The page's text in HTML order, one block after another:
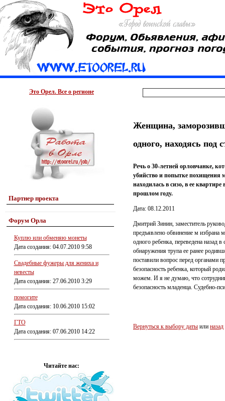
Это Орел. Все о регионе
Партнер проекта
Форум Орла
Куплю или обменяю монеты
Дата создания: 04.07.2010 9:58
Свадебные фужеры для жениха и
невесты
Дата создания: 27.06.2010 3:29
помогите
Дата создания: 10.06.2010 15:02
ГТО
Дата создания: 07.06.2010 14:22
Читайте нас:
Женщина,
одного, находясь под
Речь о 30-летней орловчанке,
убийство и попытке похищения
находилась в сизо, в ее
прошлом году.
Дата: 08.12.2011
Дмитрий Зинин, заместитель
предъявлено обвинение м избрана
одного ребенка, переведена назад
обнаружения трупа ее ранее
поставили вопрос перед органами
безопасность ребенка, который
можем. И я не думаю, что
безопасность младенца. Судебно-
Вернуться к выбору даты или назад